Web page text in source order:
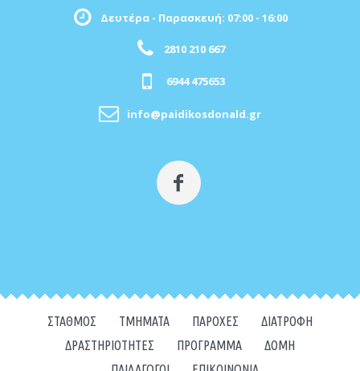
Δευτέρα - Παρασκευή: 07:00 - 16:00
2810 210 667
6944 475653
info@paidikosdonald.gr
ΣΤΑΘΜΌΣ ΤΜΉΜΑΤΑ ΠΑΡΟΧΈΣ
ΔΙΑΤΡΟΦΉ
ΔΡΑΣΤΗΡΙΌΤΗΤΕΣ
ΠΡΌΓΡΑΜΜΑ
ΔΟΜΉ